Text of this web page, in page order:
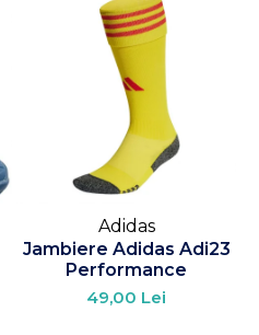
Adidas
Jambiere Adidas Adi23
Performance
49,00 Lei